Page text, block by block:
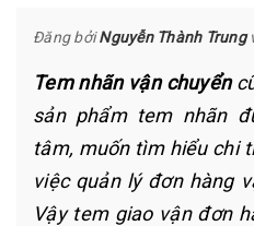
Đăng bởiNguyễn Thành Trung
Tem nhãn vận chuyển
sản phẩm tem nhãn
tâm, muốn tìm hiểu chi
việc quản lý đơn hàng
Vậy tem giao vận đơn